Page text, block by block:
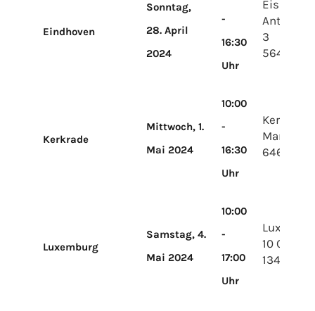
Eindhoven
Sonntag,
28. April
2024
-
16:30
Uhr
Antoon
3
5644 RX
Kerkrade
Mittwoch, 1.
Mai 2024
10:00
-
16:30
Uhr
Markt 1
6461EB
Luxemburg
Samstag, 4.
Mai 2024
10:00
-
17:00
Uhr
LuxExpo
10 Cicuit
1347